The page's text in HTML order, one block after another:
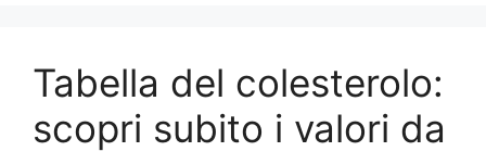
Tabella del colesterolo:
scopri subito i valori da